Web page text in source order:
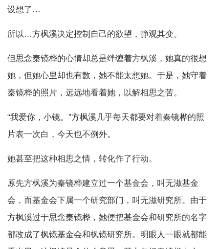
设想了…
所以…方枫溪决定控制自己的欲望，静观其变。
但思念秦镜桦的心情却总是绊缠着方枫溪，她真的很想
她，但她心里却也有数，她不能太想她。于是，她守着
秦镜桦的照片，远远地看着她，以解相思之苦。
“我爱你，小镜。”方枫溪几乎每天都要对着秦镜桦的照
片表一次白，今天也不例外。
她甚至把这种相思之情，转化作了行动。
原先方枫溪为秦镜桦建立过一个基金会，叫无滋基金
会，而基金会下属一个研究部门，叫无滋研究所。由于
方枫溪过于思念秦镜桦，她便把基金会和研究所的名字
都改成了枫镜基金会和枫镜研究所。明眼人一眼就都能